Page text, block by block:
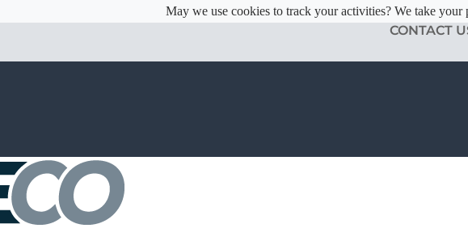
CONTACT
May we use cookies to track your activities? We take